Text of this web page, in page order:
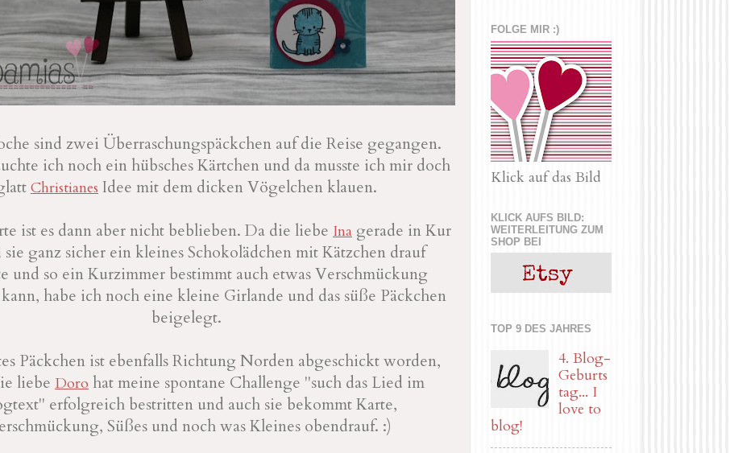
sind zwei Überraschungspäckchen auf die Reise gegangen.
ich noch ein hübsches Kärtchen und da musste ich mir doch
Christianes Idee mit dem dicken Vögelchen klauen.
ist es dann aber nicht beblieben. Da die liebe Ina gerade in Kur
sie ganz sicher ein kleines Schokolädchen mit Kätzchen drauf
und so ein Kurzimmer bestimmt auch etwas Verschmückung
habe ich noch eine kleine Girlande und das süße Päckchen
beigelegt.
Päckchen ist ebenfalls Richtung Norden abgeschickt worden,
liebe Doro hat meine spontane Challenge "such das Lied im
erfolgreich bestritten und auch sie bekommt Karte,
Süßes und noch was Kleines obendrauf. :)
FOLGE MIR :)
Klick auf das Bild
KLICK AUFS BILD:
WEITERLEITUNG ZUM
SHOP BEI
TOP 9 DES JAHRES
4. Blog-
Geburts
tag... I
love to
blog!